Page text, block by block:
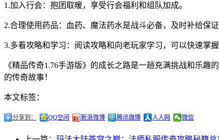
1.加入行会：抱团取暖，享受行会福利和组队加成。
2.合理使用药品：血药、魔法药水是战斗必备，及时补给保证
3.多看攻略和学习：阅读攻略和向老玩家学习，可以快速掌握
《精品传奇1.76手游版》的成长之路是一趟充满挑战和乐
的传奇故事！
本文标签：
分享到： QQ空间 新浪微博 腾讯微博 人人网 微信